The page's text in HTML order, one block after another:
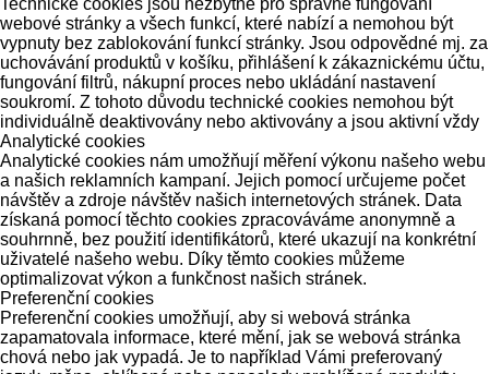
Technické cookies jsou nezbytné pro správné fungování
webové stránky a všech funkcí, které nabízí a nemohou být
vypnuty bez zablokování funkcí stránky. Jsou odpovědné mj. za
uchovávání produktů v košíku, přihlášení k zákaznickému účtu,
fungování filtrů, nákupní proces nebo ukládání nastavení
soukromí. Z tohoto důvodu technické cookies nemohou být
individuálně deaktivovány nebo aktivovány a jsou aktivní vždy
Analytické cookies
Analytické cookies nám umožňují měření výkonu našeho webu
a našich reklamních kampaní. Jejich pomocí určujeme počet
návštěv a zdroje návštěv našich internetových stránek. Data
získaná pomocí těchto cookies zpracováváme anonymně a
souhrnně, bez použití identifikátorů, které ukazují na konkrétní
uživatelé našeho webu. Díky těmto cookies můžeme
optimalizovat výkon a funkčnost našich stránek.
Preferenční cookies
Preferenční cookies umožňují, aby si webová stránka
zapamatovala informace, které mění, jak se webová stránka
chová nebo jak vypadá. Je to například Vámi preferovaný